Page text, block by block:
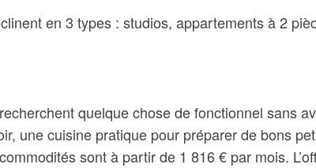
en 3 types : studios, appartements à 2
quelque chose de fonctionnel sans
une cuisine pratique pour préparer de bons
sont à partir de 1 816 € par mois.